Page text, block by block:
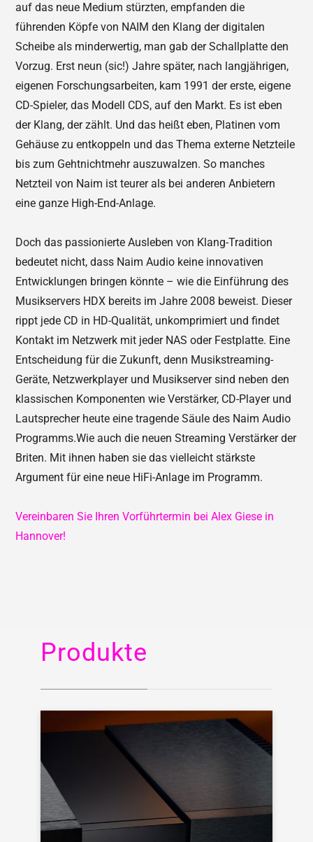
auf das neue Medium stürzten, empfanden die
führenden Köpfe von NAIM den Klang der digitalen
Scheibe als minderwertig, man gab der Schallplatte den
Vorzug. Erst neun (sic!) Jahre später, nach langjährigen,
eigenen Forschungsarbeiten, kam 1991 der erste, eigene
CD-Spieler, das Modell CDS, auf den Markt. Es ist eben
der Klang, der zählt. Und das heißt eben, Platinen vom
Gehäuse zu entkoppeln und das Thema externe Netzteile
bis zum Gehtnichtmehr auszuwalzen. So manches
Netzteil von Naim ist teurer als bei anderen Anbietern
eine ganze High-End-Anlage.
Doch das passionierte Ausleben von Klang-Tradition
bedeutet nicht, dass Naim Audio keine innovativen
Entwicklungen bringen könnte – wie die Einführung des
Musikservers HDX bereits im Jahre 2008 beweist. Dieser
rippt jede CD in HD-Qualität, unkomprimiert und findet
Kontakt im Netzwerk mit jeder NAS oder Festplatte. Eine
Entscheidung für die Zukunft, denn Musikstreaming-
Geräte, Netzwerkplayer und Musikserver sind neben den
klassischen Komponenten wie Verstärker, CD-Player und
Lautsprecher heute eine tragende Säule des Naim Audio
Programms.Wie auch die neuen Streaming Verstärker der
Briten. Mit ihnen haben sie das vielleicht stärkste
Argument für eine neue HiFi-Anlage im Programm.
Vereinbaren Sie Ihren Vorführtermin bei Alex Giese in
Hannover!
Produkte